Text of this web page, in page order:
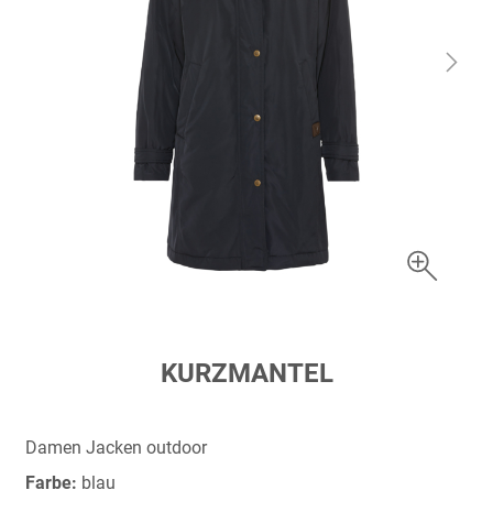
springen
KURZMANTEL
Damen Jacken outdoor
Farbe: blau